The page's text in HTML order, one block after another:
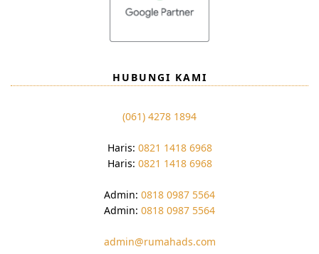
HUBUNGI KAMI
(061) 4278 1894
Haris: 0821 1418 6968
Haris: 0821 1418 6968
Admin: 0818 0987 5564
Admin: 0818 0987 5564
admin@rumahads.com